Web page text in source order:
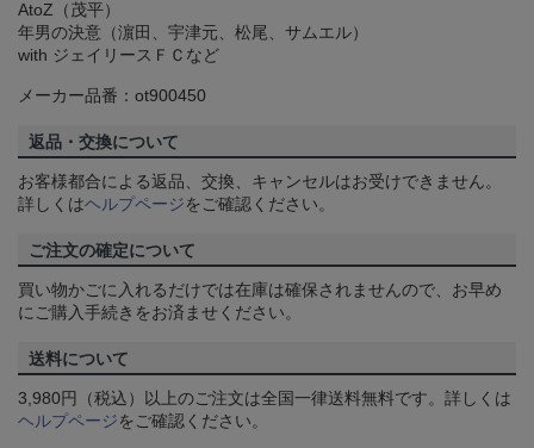
AtoZ（茂平）
年男の決意（濵田、宇津元、松尾、サムエル）
with ジェイリースＦＣなど
メーカー品番：ot900450
返品・交換について
お客様都合による返品、交換、キャンセルはお受けできません。
詳しくはヘルプページをご確認ください。
ご注文の確定について
買い物かごに入れるだけでは在庫は確保されませんので、お早め
にご購入手続きをお済ませください。
送料について
3,980円（税込）以上のご注文は全国一律送料無料です。詳しくは
ヘルプページをご確認ください。